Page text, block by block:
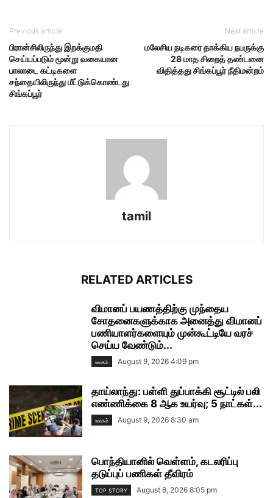
Previous article
பிரான்சிலிருந்து இறக்குமதி
செய்யப்படும் மூன்று வகையான
பாலாடை கட்டிகளை
சந்தையிலிருந்து மீட்டுக்கொண்டது
சிங்கப்பூர்
Next article
மலேசிய நடிகரை தாக்கிய நபருக்கு
28 மாத சிறைத் தண்டனை
விதித்தது சிங்கப்பூர் நீதிமன்றம்
tamil
RELATED ARTICLES
விமானப் பயணத்திற்கு முந்தைய
சோதனைகளுக்காக அனைத்து விமானப்
பணியாளர்களையும் முன்கூட்டியே வரச்
செய்ய வேண்டும்...
உலகம் August 9, 2026 4:09 pm
தாய்லாந்து: பள்ளி துப்பாக்கி சூட்டில் பலி
எண்ணிக்கை 8 ஆக உயர்வு; 5 நாட்கள்...
உலகம் August 9, 2026 8:30 am
பொந்தியானில் வெள்ளம், கடலரிப்பு
தடுப்புப் பணிகள் தீவிரம்
TOP STORY August 8, 2026 8:05 pm